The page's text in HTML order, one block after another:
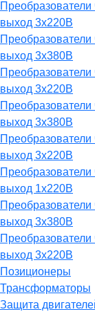
выход 3х220В
выход 3х380В
выход 3х220В
выход 3х380В
выход 3х220В
выход 1х220В
выход 3х380В
выход 3х220В
Позиционеры
Трансформаторы
Защита